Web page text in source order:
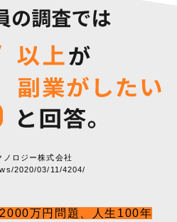
ノロジー株式会社
2020/03/11/4204/
万円問題、人生100年